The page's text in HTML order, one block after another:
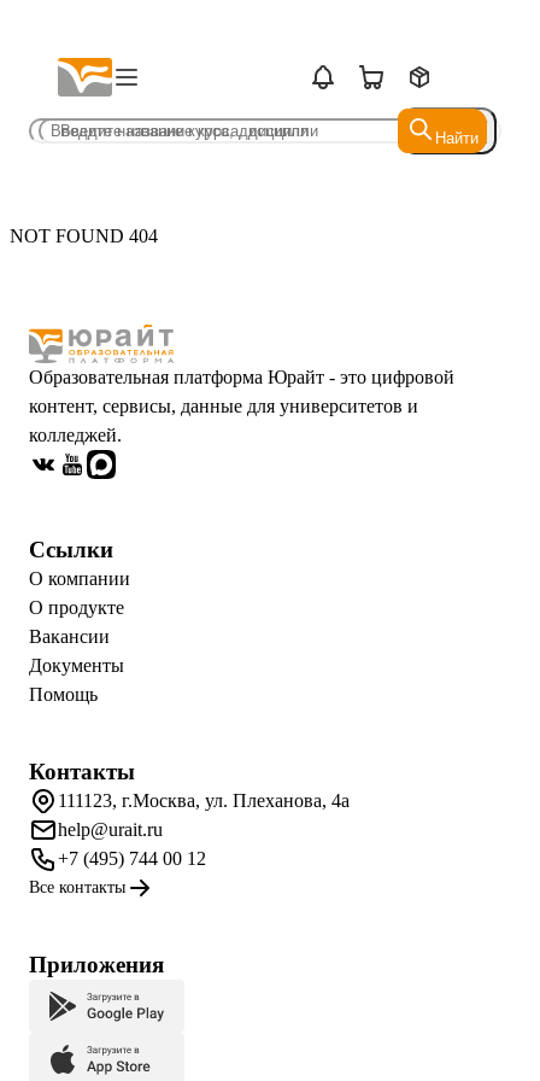
Найти
Найти
NOT FOUND 404
Образовательная платформа Юрайт - это цифровой
контент, сервисы, данные для университетов и
колледжей.
Ссылки
О компании
О продукте
Вакансии
Документы
Помощь
Контакты
111123, г.Москва, ул. Плеханова, 4а
help@urait.ru
+7 (495) 744 00 12
Все контакты
Приложения